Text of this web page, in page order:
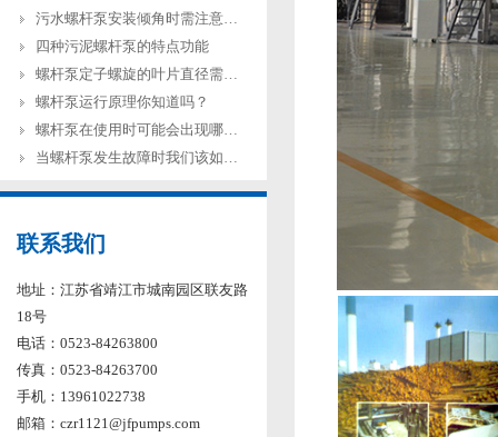
污水螺杆泵安装倾角时需注意哪些方面
四种污泥螺杆泵的特点功能
螺杆泵定子螺旋的叶片直径需要注意什么?
螺杆泵运行原理你知道吗？
螺杆泵在使用时可能会出现哪些问题?
当螺杆泵发生故障时我们该如何解决？
联系我们
地址：江苏省靖江市城南园区联友路
18号
电话：0523-84263800
传真：0523-84263700
手机：13961022738
邮箱：czr1121@jfpumps.com